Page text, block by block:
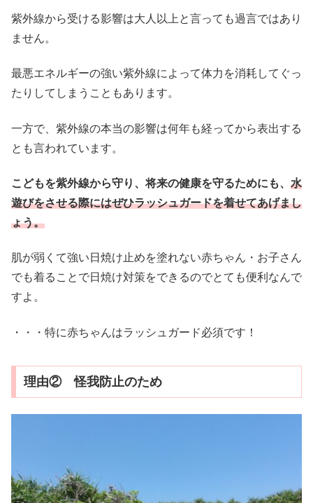
紫外線から受ける影響は大人以上と言っても過言ではあり
ません。
最悪エネルギーの強い紫外線によって体力を消耗してぐっ
たりしてしまうこともあります。
一方で、紫外線の本当の影響は何年も経ってから表出する
とも言われています。
こどもを紫外線から守り、将来の健康を守るためにも、 水
遊びをさせる際にはぜひラッシュガードを着せてあげまし
ょう。
肌が弱くて強い日焼け止めを塗れない赤ちゃん・お子さん
でも着ることで日焼け対策をできるのでとても便利なんで
すよ。
・・・特に赤ちゃんはラッシュガード必須です！
理由② 怪我防止のため